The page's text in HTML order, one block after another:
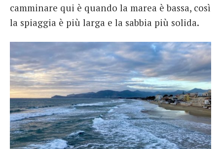
camminare qui è quando la marea è bassa, così
la spiaggia è più larga e la sabbia più solida.